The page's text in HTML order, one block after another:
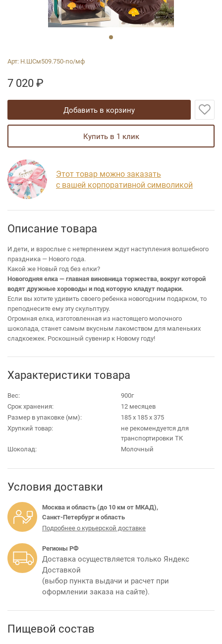
Арт: Н.ШСм509.750-по/мф
7 020 ₽
добавить в корзину
купить в 1 клик
Этот товар можно заказать
с вашей корпоративной символикой
Описание товара
И дети, и взрослые с нетерпением ждут наступления волшебного
праздника — Нового года.
Какой же Новый год без елки?
Новогодняя елка — главная виновница торжества, вокруг которой
водят дружные хороводы и под которую кладут подарки.
Если вы хотите удивить своего ребенка новогодним подарком, то
преподнесите ему эту скульптуру.
Огромная елка, изготовленная из настоящего молочного
шоколада, станет самым вкусным лакомством для маленьких
сладкоежек. Роскошный сувенир к Новому году!
Характеристики товара
Вес:
900г
Срок хранения:
12 месяцев
Размер в упаковке (мм):
185 х 185 х 375
Хрупкий товар:
не рекомендуется для
транспортировки ТК
Шоколад:
Молочный
Условия доставки
Москва и область (до 10 км от МКАД),
Санкт-Петербург и область
Подробнее о курьерской доставке
Регионы РФ
Доставка осуществляется только Яндекс
Доставкой
(выбор пункта выдачи и расчет при
оформлении заказа на сайте).
Пищевой состав